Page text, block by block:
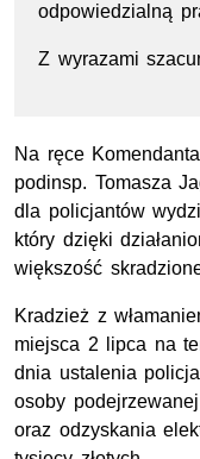
odpowiedzialną
Z wyrazami
Na ręce
podinsp. Tomasza
dla policjantów
który dzięki
większość
Kradzież z
miejsca 2 lipca na
dnia ustalenia
osoby
oraz odzyskania